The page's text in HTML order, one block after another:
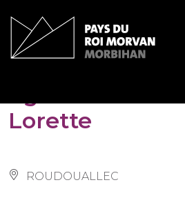
Lorette
ROUDOUALLEC